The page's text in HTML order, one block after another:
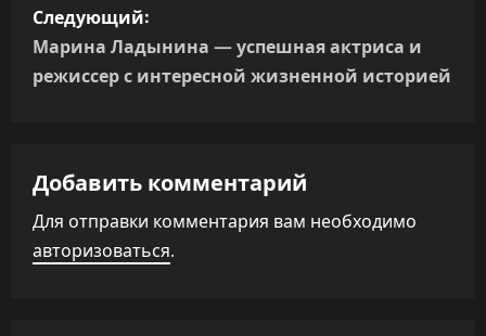
а
ц
я
п
о
Следующий:
Марина Ладынина — успешная актриса и
режиссер с интересной жизненной историей
Добавить комментарий
Для отправки комментария вам необходимо
авторизоваться.